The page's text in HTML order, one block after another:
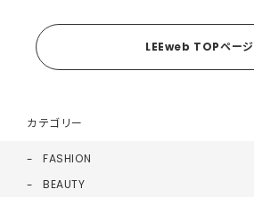
LEEweb TOPページ
カテゴリー
FASHION
BEAUTY